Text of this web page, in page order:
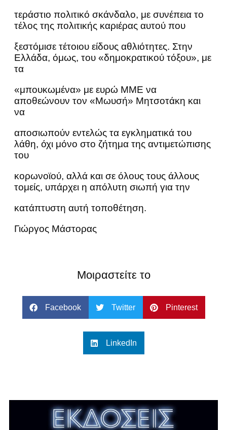
τεράστιο πολιτικό σκάνδαλο, με συνέπεια το
τέλος της πολιτικής καριέρας αυτού που
ξεστόμισε τέτοιου είδους αθλιότητες. Στην
Ελλάδα, όμως, του «δημοκρατικού τόξου», με
τα
«μπουκωμένα» με ευρώ ΜΜΕ να
αποθεώνουν τον «Μωυσή» Μητσοτάκη και
να
αποσιωπούν εντελώς τα εγκληματικά του
λάθη, όχι μόνο στο ζήτημα της αντιμετώπισης
του
κορωνοϊού, αλλά και σε όλους τους άλλους
τομείς, υπάρχει η απόλυτη σιωπή για την
κατάπτυστη αυτή τοποθέτηση.
Γιώργος Μάστορας
Μοιραστείτε το
Facebook Twitter Pinterest
LinkedIn